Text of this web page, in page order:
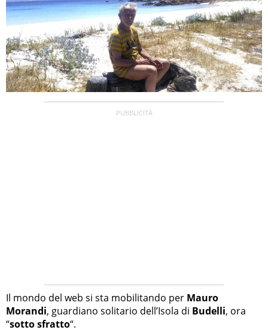
Il mondo del web si sta mobilitando per Mauro
Morandi, guardiano solitario dell’Isola di Budelli, ora
“sotto sfratto“.